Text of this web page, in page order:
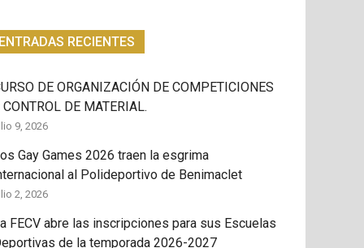
ENTRADAS RECIENTES
DE ORGANIZACIÓN DE COMPETICIONES
CONTROL DE MATERIAL.
9, 2026
Gay Games 2026 traen la esgrima
al Polideportivo de Benimaclet
2, 2026
FECV abre las inscripciones para sus Escuelas
de la temporada 2026-2027